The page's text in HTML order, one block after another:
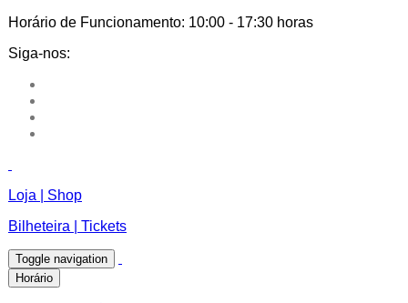
Horário de Funcionamento: 10:00 - 17:30 horas
Siga-nos:
Loja | Shop
Bilheteira | Tickets
Toggle navigation
Horário